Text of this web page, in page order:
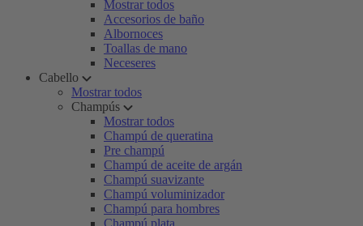
Mostrar todos
Accesorios de baño
Albornoces
Toallas de mano
Neceseres
Cabello
Mostrar todos
Champús
Mostrar todos
Champú de queratina
Pre champú
Champú de aceite de argán
Champú suavizante
Champú voluminizador
Champú para hombres
Champú plata